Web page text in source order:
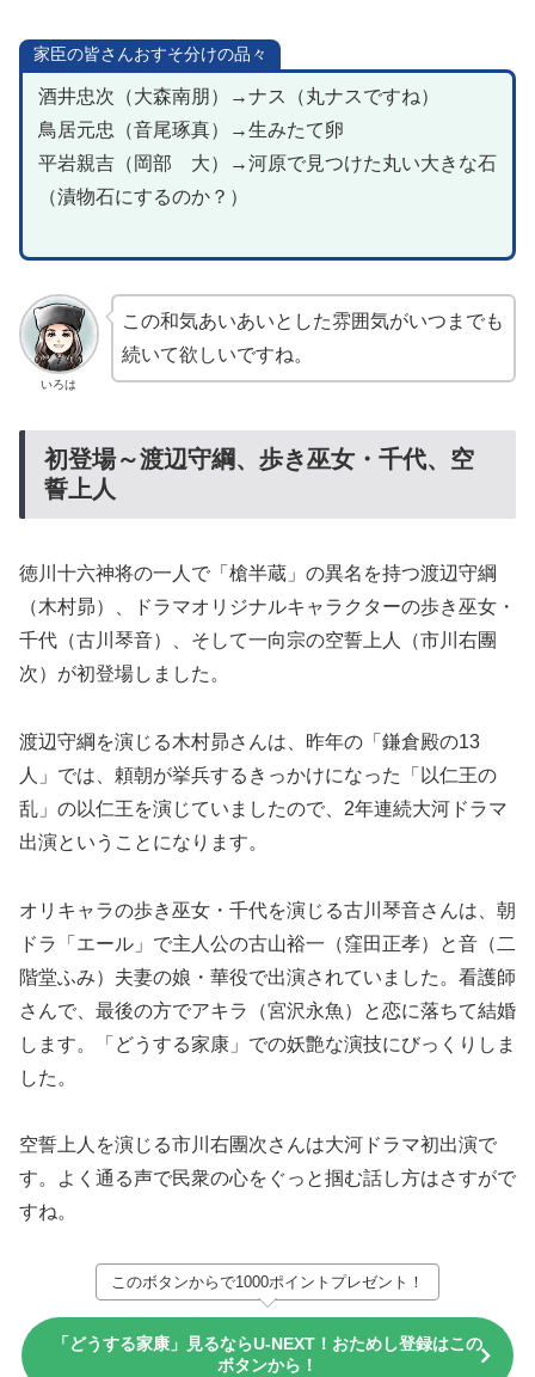
家臣の皆さんおすそ分けの品々
酒井忠次（大森南朋）→ナス（丸ナスですね）
鳥居元忠（音尾琢真）→生みたて卵
平岩親吉（岡部 大）→河原で見つけた丸い大きな石
（漬物石にするのか？）
いろは
この和気あいあいとした雰囲気がいつまでも
続いて欲しいですね。
初登場～渡辺守綱、歩き巫女・千代、空
誓上人
徳川十六神将の一人で「槍半蔵」の異名を持つ渡辺守綱
（木村昴）、ドラマオリジナルキャラクターの歩き巫女・
千代（古川琴音）、そして一向宗の空誓上人（市川右團
次）が初登場しました。
渡辺守綱を演じる木村昴さんは、昨年の「鎌倉殿の13
人」では、頼朝が挙兵するきっかけになった「以仁王の
乱」の以仁王を演じていましたので、2年連続大河ドラマ
出演ということになります。
オリキャラの歩き巫女・千代を演じる古川琴音さんは、朝
ドラ「エール」で主人公の古山裕一（窪田正孝）と音（二
階堂ふみ）夫妻の娘・華役で出演されていました。看護師
さんで、最後の方でアキラ（宮沢永魚）と恋に落ちて結婚
します。「どうする家康」での妖艶な演技にびっくりしま
した。
空誓上人を演じる市川右團次さんは大河ドラマ初出演で
す。よく通る声で民衆の心をぐっと掴む話し方はさすがで
すね。
このボタンからで1000ポイントプレゼント！
「どうする家康」見るならU-NEXT！おためし登録はこの
ボタンから！